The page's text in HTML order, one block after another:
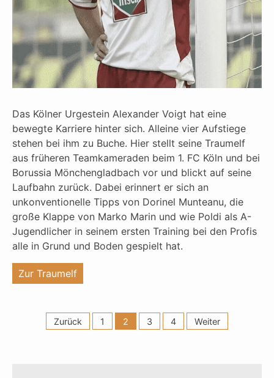
Das Kölner Urgestein Alexander Voigt hat eine
bewegte Karriere hinter sich. Alleine vier Aufstiege
stehen bei ihm zu Buche. Hier stellt seine Traumelf
aus früheren Teamkameraden beim 1. FC Köln und bei
Borussia Mönchengladbach vor und blickt auf seine
Laufbahn zurück. Dabei erinnert er sich an
unkonventionelle Tipps von Dorinel Munteanu, die
große Klappe von Marko Marin und wie Poldi als A-
Jugendlicher in seinem ersten Training bei den Profis
alle in Grund und Boden gespielt hat.
Zur Traumelf"%s"
Zurück 1 2 3 4 Weiter